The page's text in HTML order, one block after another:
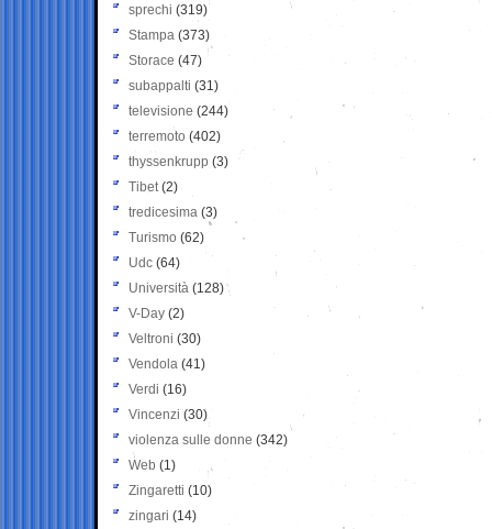
sprechi (319)
Stampa (373)
Storace (47)
subappalti (31)
televisione(244)
terremoto (402)
thyssenkrupp (3)
Tibet(2)
tredicesima (3)
Turismo (62)
Udc (64)
Università (128)
V-Day (2)
Veltroni (30)
Vendola (41)
Verdi (16)
Vincenzi (30)
violenza sulle donne (342)
Web (1)
Zingaretti (10)
zingari (14)